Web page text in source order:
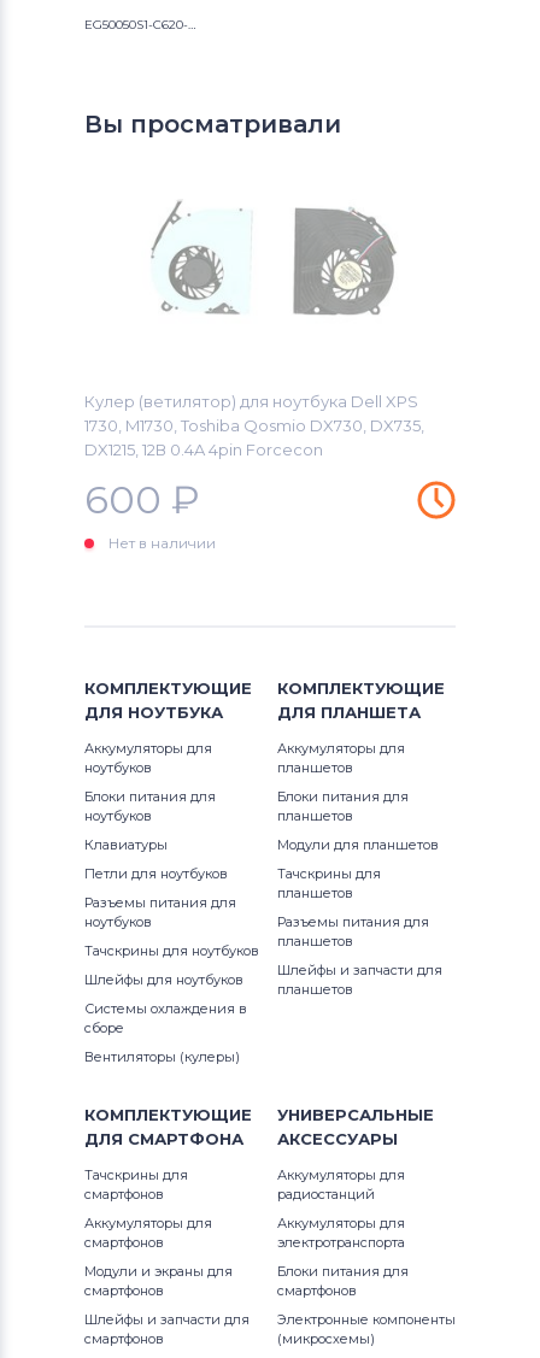
EG50050S1-C620-S9A
Вы просматривали
Кулер (ветилятор) для ноутбука Dell XPS
1730, M1730, Toshiba Qosmio DX730, DX735,
DX1215, 12В 0.4A 4pin Forcecon
600 ₽
Нет в наличии
КОМПЛЕКТУЮЩИЕ
ДЛЯ НОУТБУКА
Аккумуляторы для
ноутбуков
Блоки питания для
ноутбуков
Клавиатуры
Петли для ноутбуков
Разъемы питания для
ноутбуков
Тачскрины для ноутбуков
Шлейфы для ноутбуков
Системы охлаждения в
сборе
Вентиляторы (кулеры)
КОМПЛЕКТУЮЩИЕ
ДЛЯ ПЛАНШЕТА
Аккумуляторы для
планшетов
Блоки питания для
планшетов
Модули для планшетов
Тачскрины для
планшетов
Разъемы питания для
планшетов
Шлейфы и запчасти для
планшетов
КОМПЛЕКТУЮЩИЕ
ДЛЯ СМАРТФОНА
Тачскрины для
смартфонов
Аккумуляторы для
смартфонов
Модули и экраны для
смартфонов
Шлейфы и запчасти для
смартфонов
УНИВЕРСАЛЬНЫЕ
АКСЕССУАРЫ
Аккумуляторы для
радиостанций
Аккумуляторы для
электротранспорта
Блоки питания для
смартфонов
Электронные компоненты
(микросхемы)